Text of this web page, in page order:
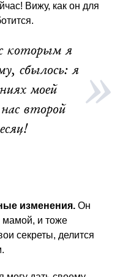
Вижу, как он для
которым я
сбылось: я
моей
второй
изменения. Он
мамой, и тоже
секреты, делится